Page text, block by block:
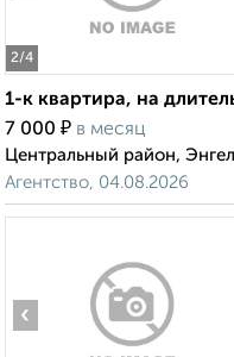
2/4
1-к квартира, на
7 000 ₽ в месяц
Центральный район,
Агентство, 04.08.2026
‹